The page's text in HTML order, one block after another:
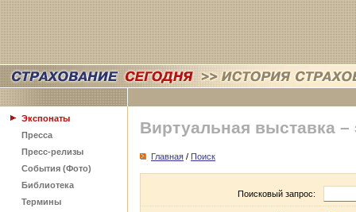
Экспонаты
Пресса
Пресс-релизы
События (Фото)
Библиотека
Термины
Виртуальная выставка –
Главная / Поиск
Поисковый запрос: